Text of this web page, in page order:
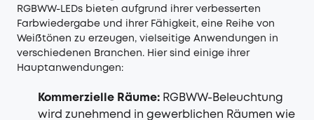
RGBWW-LEDs bieten aufgrund ihrer verbesserten
Farbwiedergabe und ihrer Fähigkeit, eine Reihe von
Weißtönen zu erzeugen, vielseitige Anwendungen in
verschiedenen Branchen. Hier sind einige ihrer
Hauptanwendungen:
Kommerzielle Räume: RGBWW-Beleuchtung
wird zunehmend in gewerblichen Räumen wie